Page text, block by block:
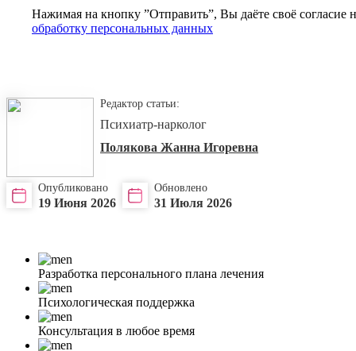
Нажимая на кнопку ”Отправить”, Вы даёте своё согласие
обработку персональных данных
Редактор статьи:
Психиатр-нарколог
Полякова Жанна Игоревна
Опубликовано
19 Июня 2026
Обновлено
31 Июля 2026
Разработка персонального плана лечения
Психологическая поддержка
Консультация в любое время